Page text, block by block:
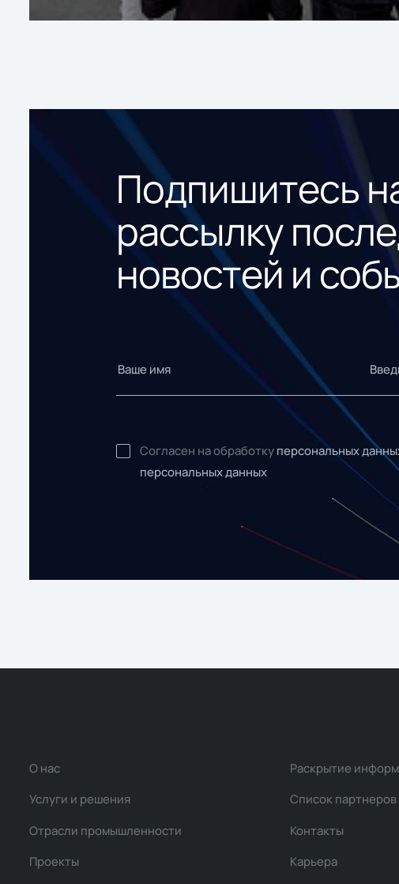
Подпишитесь
рассылку
новостей и
Согласен на обработку персональных
персональных данных
О нас
Услуги и решения
Отрасли промышленности
Проекты
Раскрытие
Список партнеров
Контакты
Карьера